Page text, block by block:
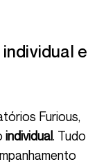
individual. Tudo